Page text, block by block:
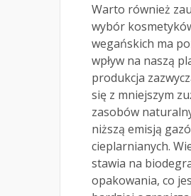
Warto również
wybór
wegańskich ma
wpływ na naszą
produkcja
się z mniejszym
zasobów
niższą emisją
cieplarnianych.
stawia na
opakowania, co